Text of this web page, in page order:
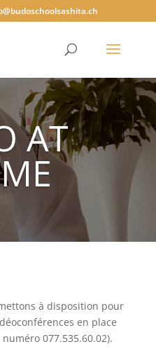
AT
à disposition pour
en place
077.535.60.02).